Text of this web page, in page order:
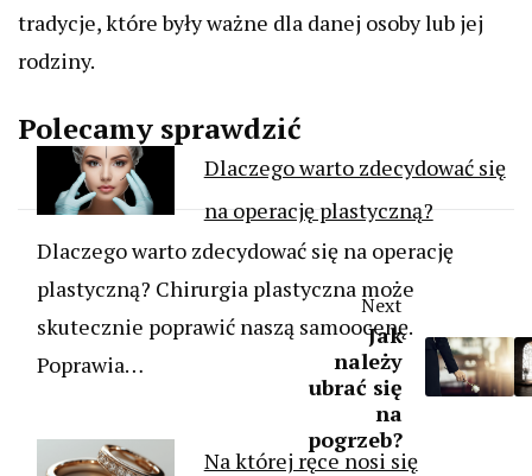
tradycje, które były ważne dla danej osoby lub jej
rodziny.
Polecamy sprawdzić
Dlaczego warto zdecydować się
na operację plastyczną?
Dlaczego warto zdecydować się na operację
plastyczną? Chirurgia plastyczna może
skutecznie poprawić naszą samoocenę.
Poprawia…
Na której ręce nosi się
Next
Jak
należy
ubrać się
na
pogrzeb?